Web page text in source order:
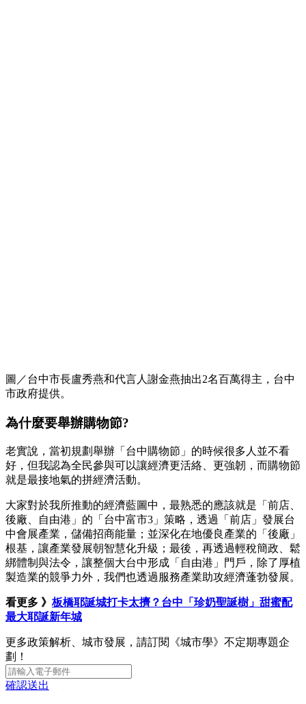
圖／台中市長盧秀燕和代言人謝金燕抽出2名百萬得主，台中
市政府提供。
為什麼要舉辦購物節?
老實說，當初規劃舉辦「台中購物節」的時候很多人並不看
好，但我認為全民參與可以讓經濟更活絡、更強韌，而購物節
就是最接地氣的拼經濟活動。
大家對於我所推動的經濟藍圖中，最熟悉的應該就是「前店、
後廠、自由港」的「台中富市3」策略，透過「前店」發展台
中會展產業，儲備招商能量；並深化在地優良產業的「後廠」
根基，讓產業發展朝智慧化升級；最後，再透過輕稅簡政、鬆
綁體制與法令，讓整個大台中形成「自由港」門戶，除了厚植
製造業的競爭力外，我們也透過服務產業助攻經濟蓬勃發展。
看更多 》 板橋耶誕城打卡太擠？台中「珍奶聖誕樹」甜蜜配
最大耶誕新年城
更多政策解析、城市發展，請訂閱《城市學》不定期專題企
劃！
確認送出